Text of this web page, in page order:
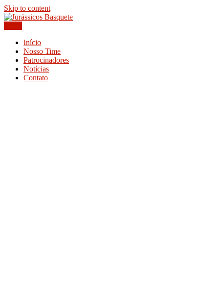
Skip to content
Jurássicos Basquete
São Paulo
Início
Nosso Time
Patrocinadores
Notícias
Contato